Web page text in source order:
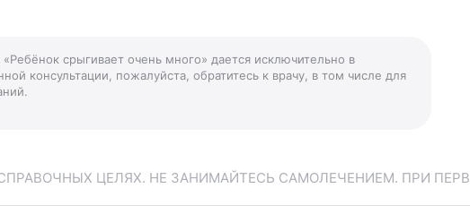
«Ребёнок срыгивает очень много» дается исключительно в
консультации, пожалуйста, обратитесь к врачу, в том числе для
ЦЕЛЯХ. НЕ ЗАНИМАЙТЕСЬ САМОЛЕЧЕНИЕМ. ПРИ